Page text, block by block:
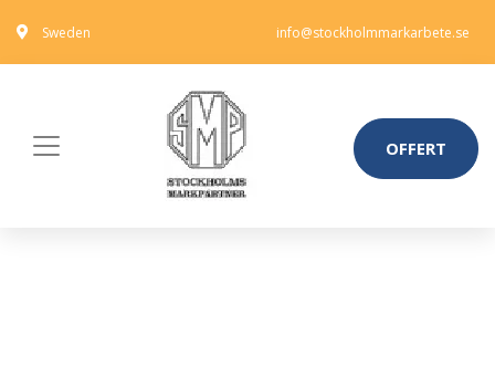
Sweden info@stockholmmarkarbete.se
OFFERT